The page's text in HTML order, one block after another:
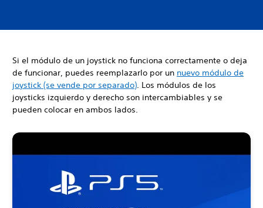
Si el módulo de un joystick no funciona correctamente o deja
de funcionar, puedes reemplazarlo por un nuevo módulo de
joystick (se vende por separado). Los módulos de los
joysticks izquierdo y derecho son intercambiables y se
pueden colocar en ambos lados.